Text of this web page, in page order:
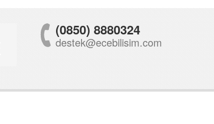
(0850) 8880324
destek@ecebilisim.com